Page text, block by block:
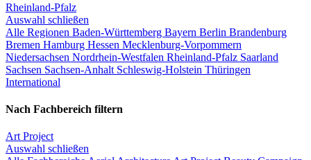
Rheinland-Pfalz
Auswahl schließen
Alle Regionen Baden-Württemberg Bayern Berlin Brandenburg
Bremen Hamburg Hessen Mecklenburg-Vorpommern
Niedersachsen Nordrhein-Westfalen Rheinland-Pfalz Saarland
Sachsen Sachsen-Anhalt Schleswig-Holstein Thüringen
International
Nach Fachbereich filtern
Art Project
Auswahl schließen